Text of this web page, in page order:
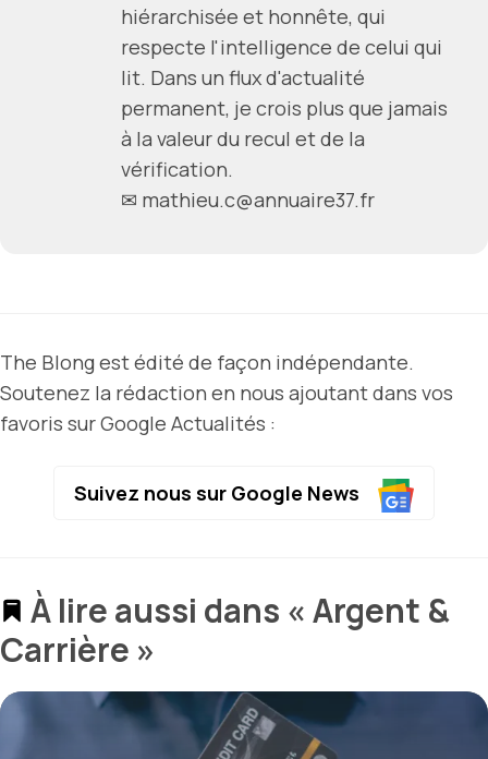
hiérarchisée et honnête, qui
respecte l'intelligence de celui qui
lit. Dans un flux d'actualité
permanent, je crois plus que jamais
à la valeur du recul et de la
vérification.
✉ mathieu.c@annuaire37.fr
The Blong est édité de façon indépendante.
Soutenez la rédaction en nous ajoutant dans vos
favoris sur Google Actualités :
Suivez nous sur Google News
À lire aussi dans « Argent &
Carrière »